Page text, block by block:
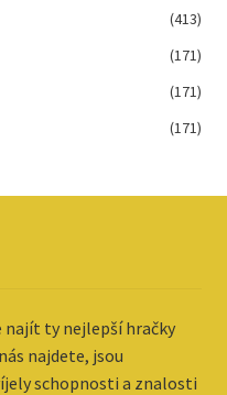
(413)
(171)
(171)
(171)
najít ty nejlepší hračky
najdete, jsou
schopnosti a znalosti